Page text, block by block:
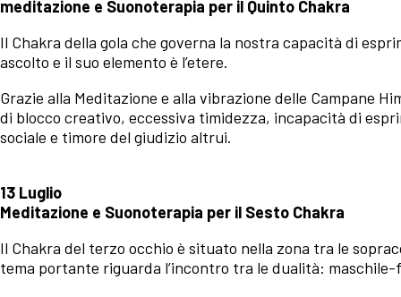
meditazione e Suonoterapia per il Quinto Chakra
Il Chakra della gola che governa la nostra capacità di
ascolto e il suo elemento è l’etere.
Grazie alla Meditazione e alla vibrazione delle Campane
di blocco creativo, eccessiva timidezza, incapacità di
sociale e timore del giudizio altrui.
13 Luglio
Meditazione e Suonoterapia per il Sesto Chakra
Il Chakra del terzo occhio è situato nella zona tra le
tema portante riguarda l’incontro tra le dualità: